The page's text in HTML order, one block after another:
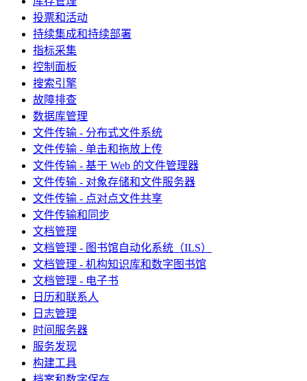
投票和活动
持续集成和持续部署
指标采集
控制面板
搜索引擎
故障排查
数据库管理
文件传输 - 分布式文件系统
文件传输 - 单击和拖放上传
文件传输 - 基于 Web 的文件管理器
文件传输 - 对象存储和文件服务器
文件传输 - 点对点文件共享
文件传输和同步
文档管理
文档管理 - 图书馆自动化系统（ILS）
文档管理 - 机构知识库和数字图书馆
文档管理 - 电子书
日历和联系人
日志管理
时间服务器
服务发现
构建工具